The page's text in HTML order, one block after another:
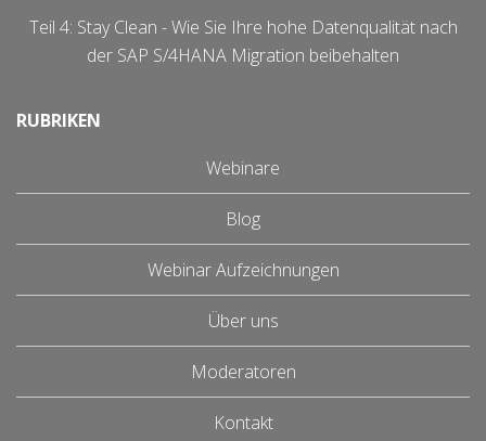
Teil 4: Stay Clean - Wie Sie Ihre hohe Datenqualität nach
der SAP S/4HANA Migration beibehalten
RUBRIKEN
Webinare
Blog
Webinar Aufzeichnungen
Über uns
Moderatoren
Kontakt